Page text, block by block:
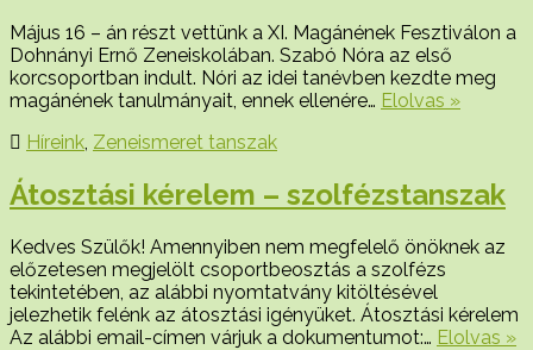
Május 16 – án részt vettünk a XI. Magánének Fesztiválon a
Dohnányi Ernő Zeneiskolában. Szabó Nóra az első
korcsoportban indult. Nóri az idei tanévben kezdte meg
magánének tanulmányait, ennek ellenére… Elolvas »
Híreink, Zeneismeret tanszak
Átosztási kérelem – szolfézstanszak
Kedves Szülők! Amennyiben nem megfelelő önöknek az
előzetesen megjelölt csoportbeosztás a szolfézs
tekintetében, az alábbi nyomtatvány kitöltésével
jelezhetik felénk az átosztási igényüket. Átosztási kérelem
Az alábbi email-címen várjuk a dokumentumot:… Elolvas »